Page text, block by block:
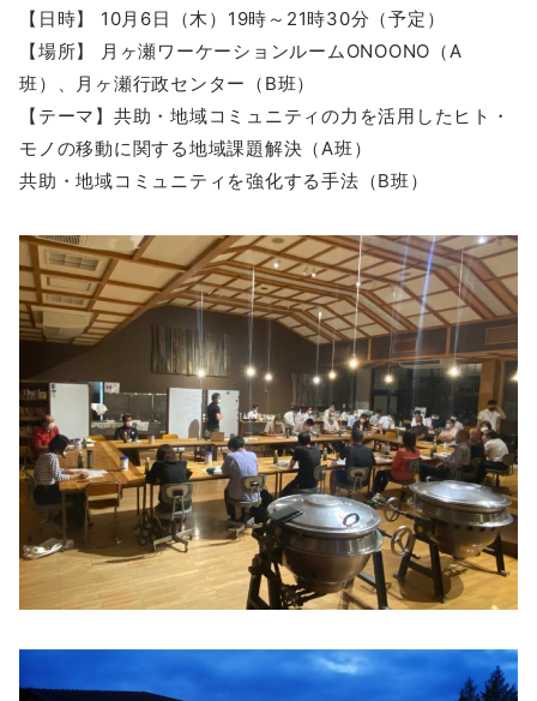
【日時】 10月6日（木）19時～21時30分（予定）
【場所】 月ヶ瀬ワーケーションルームONOONO（A
班）、月ヶ瀬行政センター（B班）
【テーマ】共助・地域コミュニティの力を活用したヒト・
モノの移動に関する地域課題解決（A班）
共助・地域コミュニティを強化する手法（B班）